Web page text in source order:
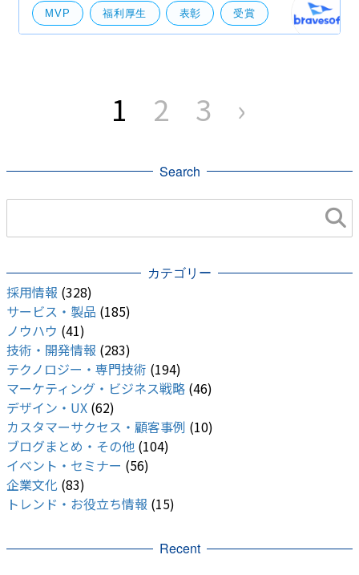
MVP 福利厚生 表彰 受賞
り
1 2 3 ›
Search
カテゴリー
採用情報 (328)
サービス・製品 (185)
ノウハウ (41)
技術・開発情報 (283)
テクノロジー・専門技術 (194)
マーケティング・ビジネス戦略 (46)
デザイン・UX (62)
カスタマーサクセス・顧客事例 (10)
ブログまとめ・その他 (104)
イベント・セミナー (56)
企業文化 (83)
トレンド・お役立ち情報 (15)
Recent